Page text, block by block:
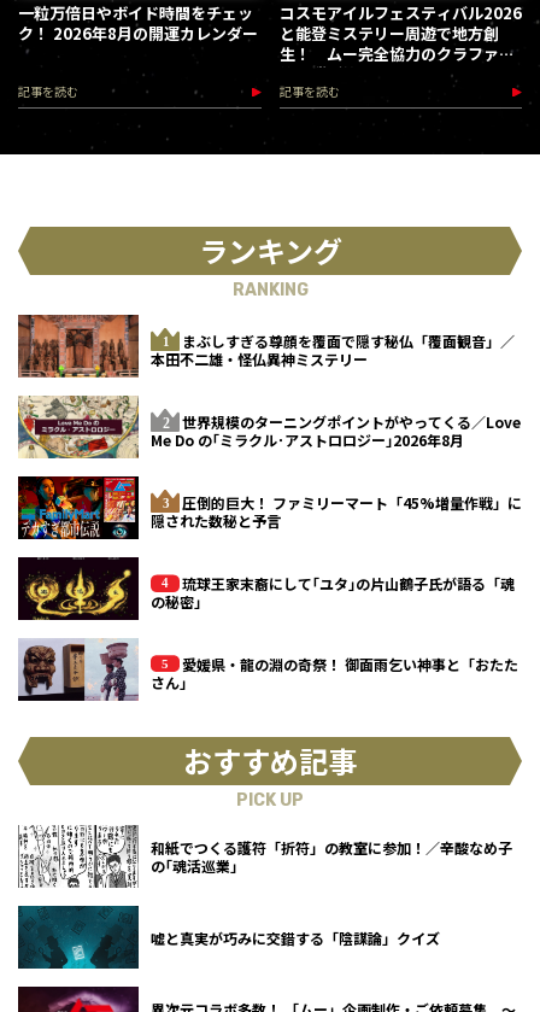
一粒万倍日やボイド時間をチェッ
ク！ 2026年8月の開運カレンダー
記事を読む
コスモアイルフェスティバル2026
と能登ミステリー周遊で地方創
生！ ムー完全協力のクラファン
第３弾が始動
記事を読む
ランキング
RANKING
まぶしすぎる尊顔を覆面で隠す秘仏「覆面観音」／
本田不二雄・怪仏異神ミステリー
世界規模のターニングポイントがやってくる／Love
Me Do の｢ミラクル･アストロロジー｣2026年8月
圧倒的巨大！ ファミリーマート「45%増量作戦」に
隠された数秘と予言
琉球王家末裔にして｢ユタ｣の片山鶴子氏が語る「魂
の秘密」
愛媛県・龍の淵の奇祭！ 御面雨乞い神事と「おたた
さん」
おすすめ記事
PICK UP
和紙でつくる護符「折符」の教室に参加！／辛酸なめ子
の｢魂活巡業｣
嘘と真実が巧みに交錯する「陰謀論」クイズ